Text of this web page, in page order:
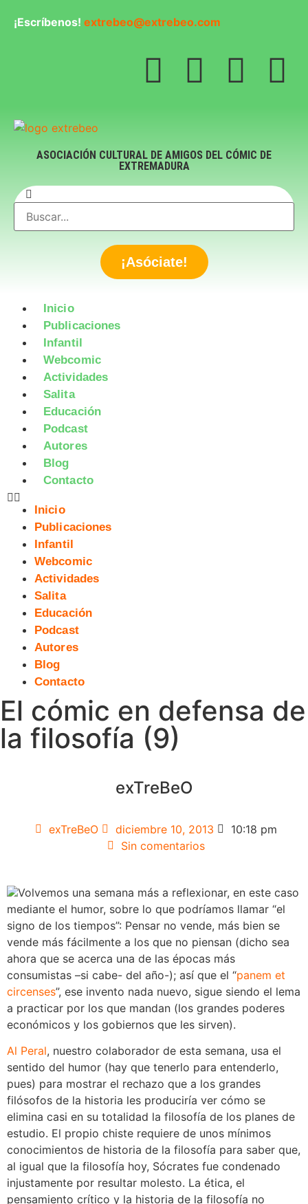
¡Escríbenos! extrebeo@extrebeo.com
ASOCIACIÓN CULTURAL DE AMIGOS DEL CÓMIC DE
EXTREMADURA
¡Asóciate!
Inicio
Publicaciones
Infantil
Webcomic
Actividades
Salita
Educación
Podcast
Autores
Blog
Contacto
Inicio
Publicaciones
Infantil
Webcomic
Actividades
Salita
Educación
Podcast
Autores
Blog
Contacto
El cómic en defensa de
la filosofía (9)
exTreBeO
exTreBeO diciembre 10, 2013
10:18 pm
Sin comentarios
Volvemos una semana más a reflexionar, en este caso
mediante el humor, sobre lo que podríamos llamar “el
signo de los tiempos”: Pensar no vende, más bien se
vende más fácilmente a los que no piensan (dicho sea
ahora que se acerca una de las épocas más
consumistas –si cabe- del año-); así que el “panem et
circenses”, ese invento nada nuevo, sigue siendo el lema
a practicar por los que mandan (los grandes poderes
económicos y los gobiernos que les sirven).
Al Peral, nuestro colaborador de esta semana, usa el
sentido del humor (hay que tenerlo para entenderlo,
pues) para mostrar el rechazo que a los grandes
filósofos de la historia les produciría ver cómo se
elimina casi en su totalidad la filosofía de los planes de
estudio. El propio chiste requiere de unos mínimos
conocimientos de historia de la filosofía para saber que,
al igual que la filosofía hoy, Sócrates fue condenado
injustamente por resultar molesto. La ética, el
pensamiento crítico y la historia de la filosofía no